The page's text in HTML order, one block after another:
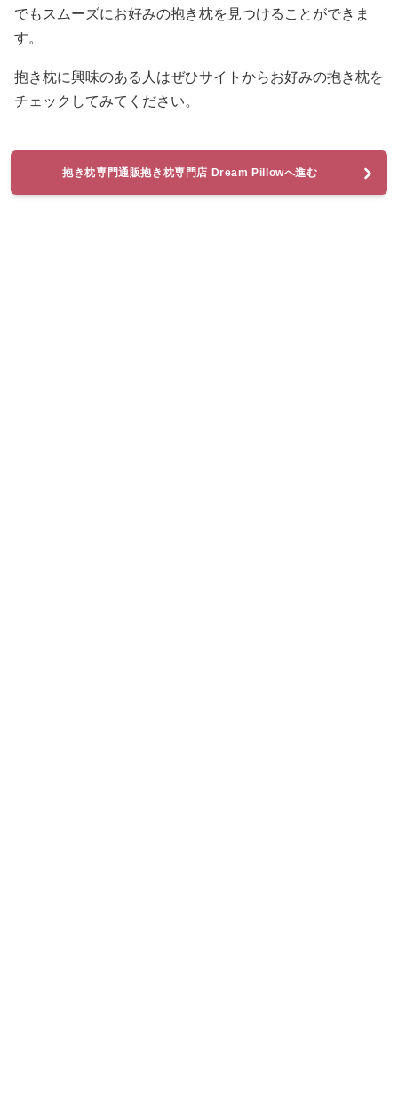
でもスムーズにお好みの抱き枕を見つけることができま
す。
抱き枕に興味のある人はぜひサイトからお好みの抱き枕を
チェックしてみてください。
抱き枕専門通販抱き枕専門店 Dream Pillowへ進む